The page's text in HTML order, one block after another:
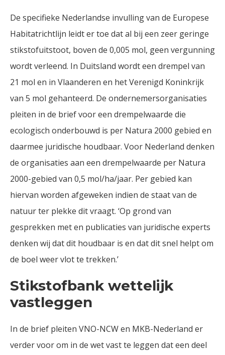
De specifieke Nederlandse invulling van de Europese
Habitatrichtlijn leidt er toe dat al bij een zeer geringe
stikstofuitstoot, boven de 0,005 mol, geen vergunning
wordt verleend. In Duitsland wordt een drempel van
21 mol en in Vlaanderen en het Verenigd Koninkrijk
van 5 mol gehanteerd. De ondernemersorganisaties
pleiten in de brief voor een drempelwaarde die
ecologisch onderbouwd is per Natura 2000 gebied en
daarmee juridische houdbaar. Voor Nederland denken
de organisaties aan een drempelwaarde per Natura
2000-gebied van 0,5 mol/ha/jaar. Per gebied kan
hiervan worden afgeweken indien de staat van de
natuur ter plekke dit vraagt. ‘Op grond van
gesprekken met en publicaties van juridische experts
denken wij dat dit houdbaar is en dat dit snel helpt om
de boel weer vlot te trekken.’
Stikstofbank wettelijk
vastleggen
In de brief pleiten VNO-NCW en MKB-Nederland er
verder voor om in de wet vast te leggen dat een deel